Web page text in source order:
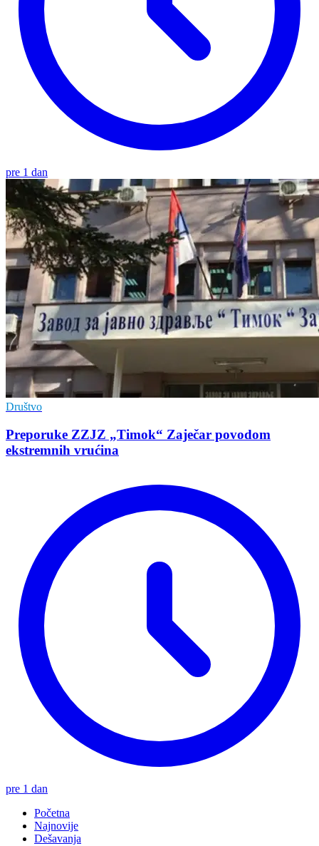
pre 1 dan
Društvo
Preporuke ZZJZ „Timok“ Zaječar povodom
ekstremnih vrućina
pre 1 dan
Početna
Najnovije
Dešavanja